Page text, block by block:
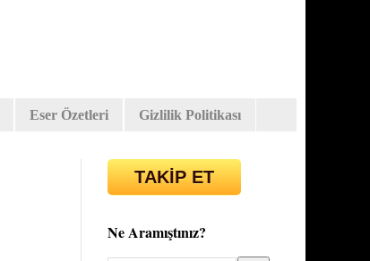
Eser Özetleri Gizlilik Politikası
TAKİP ET
Ne Aramıştınız?